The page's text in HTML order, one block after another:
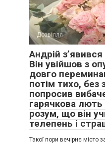
Дозвілля
Андрій
Він увійшов з
довго
потім тихо, без
попросив
гарячкова
розум, що він
телепень і
Такої пори вечірнє